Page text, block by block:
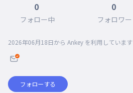
0
フォロー中
0
フォロワー
2026年06月18日から Ankey を利用しています
フォローする